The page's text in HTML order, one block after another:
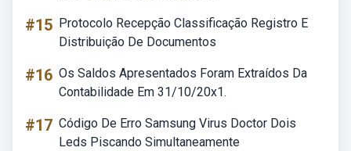
#15 Protocolo Recepção Classificação Registro E
Distribuição De Documentos
#16 Os Saldos Apresentados Foram Extraídos Da
Contabilidade Em 31/10/20x1.
#17 Código De Erro Samsung Virus Doctor Dois
Leds Piscando Simultaneamente